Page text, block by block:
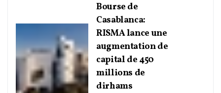
Bourse de
Casablanca:
RISMA lance une
augmentation de
capital de 450
millions de
dirhams